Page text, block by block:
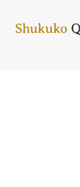
content